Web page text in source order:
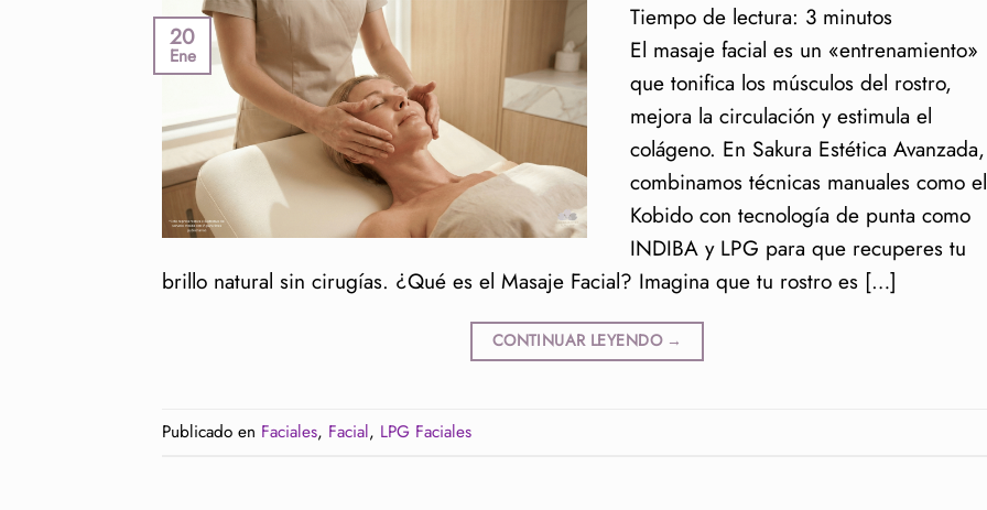
20
Ene
Tiempo de lectura: 3 minutos
El masaje facial es un «entrenamiento»
que tonifica los músculos del rostro,
mejora la circulación y estimula el
colágeno. En Sakura Estética Avanzada,
combinamos técnicas manuales como el
Kobido con tecnología de punta como
INDIBA y LPG para que recuperes tu
brillo natural sin cirugías. ¿Qué es el Masaje Facial? Imagina que tu rostro es […]
CONTINUAR LEYENDO →
Publicado en Faciales, Facial, LPG Faciales